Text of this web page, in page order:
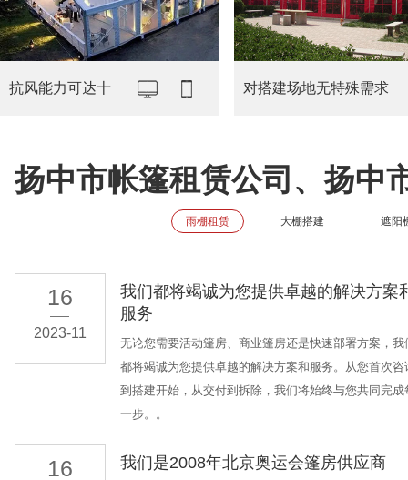
抗风能力可达十 对搭建场地无特殊需求
扬中市帐篷租赁公司、扬中
雨棚租赁 大棚搭建 遮阳
16
2023-11
我们都将竭诚为您提供卓越的解决方案
服务
无论您需要活动篷房、商业篷房还是快速部署方案，我
都将竭诚为您提供卓越的解决方案和服务。从您首次咨
到搭建开始，从交付到拆除，我们将始终与您共同完成
一步。。
16 我们是2008年北京奥运会篷房供应商